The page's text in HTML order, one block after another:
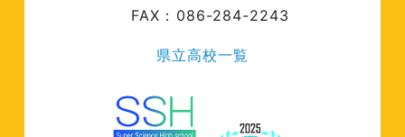
FAX：086-284-2243
県立高校一覧